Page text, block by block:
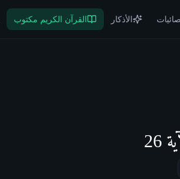
الأذكار القرآن الكريم مكتوب